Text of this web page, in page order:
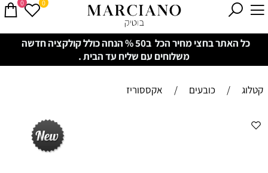
כל האתר בחצי מחיר הכל ב50 % הנחה כולל קולקציה חדשה
משלוחים עם שליח עד הבית .
0 0
קטלוג / כובעים / אקססוריז